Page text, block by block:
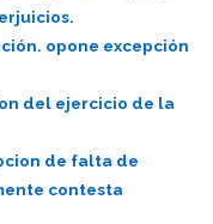
opone excepción
del ejercicio de la
de falta de
contesta